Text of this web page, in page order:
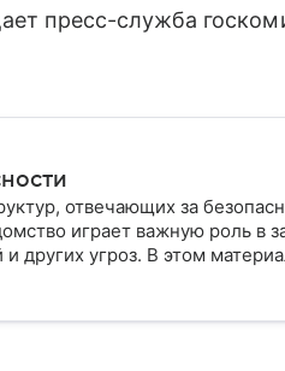
пресс-служба
отвечающих за
играет важную роль в
других угроз. В этом
какие задачи выполняет и